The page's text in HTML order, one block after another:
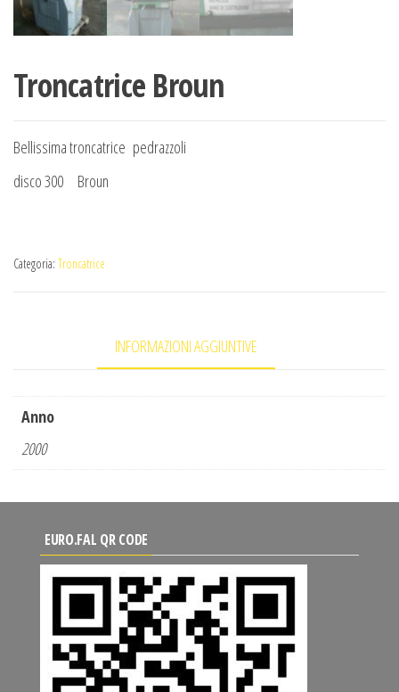
Troncatrice Broun
Bellissima troncatrice pedrazzoli
disco 300 Broun
Categoria: Troncatrice
INFORMAZIONI AGGIUNTIVE
Anno
2000
EURO.FAL QR CODE